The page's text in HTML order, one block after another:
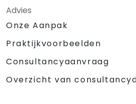
Advies
Onze Aanpak
Praktijkvoorbeelden
Consultancyaanvraag
Overzicht van